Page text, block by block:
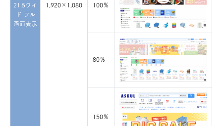
21.5ワイ
ド フル
画面表示
1,920×1,080 100％
80％
150％